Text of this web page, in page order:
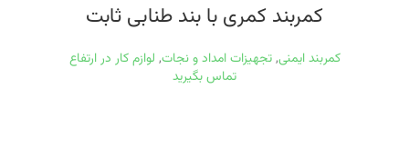
کمربند کمری با بند طنابی ثابت
کمربند ایمنی, تجهیزات امداد و نجات, لوازم کار در ارتفاع
تماس بگیرید